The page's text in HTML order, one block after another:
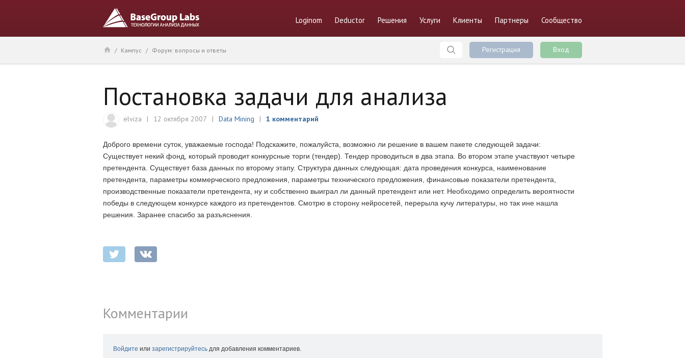
Loginom Deductor Решения Услуги Клиенты Партнеры Сообщество
/ Кампус / Форум: вопросы и ответы Регистрация Вход
Постановка задачи для анализа
elviza 12 октября 2007 Data Mining 1 комментарий
Доброго времени суток, уважаемые господа! Подскажите, пожалуйста, возможно ли решение в вашем пакете следующей задачи:
Существует некий фонд, который проводит конкурсные торги (тендер). Тендер проводиться в два этапа. Во втором этапе участвуют четыре
претендента. Существует база данных по второму этапу. Структура данных следующая: дата проведения конкурса, наименование
претендента, параметры коммерческого предложения, параметры технического предложения, финансовые показатели претендента,
производственные показатели претендента, ну и собственно выиграл ли данный претендент или нет. Необходимо определить вероятности
победы в следующем конкурсе каждого из претендентов. Смотрю в сторону нейросетей, перерыла кучу литературы, но так ине нашла
решения. Заранее спасибо за разъяснения.
Комментарии
Войдите или зарегистрируйтесь для добавления комментариев.